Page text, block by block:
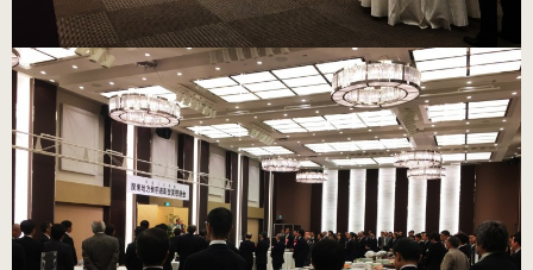
数量限定商品（22.0～25.0cm）
ゴールド
数量限定商品（22.0～25.0cm）
シルバー
数量限定商品（22.0～25.0cm）